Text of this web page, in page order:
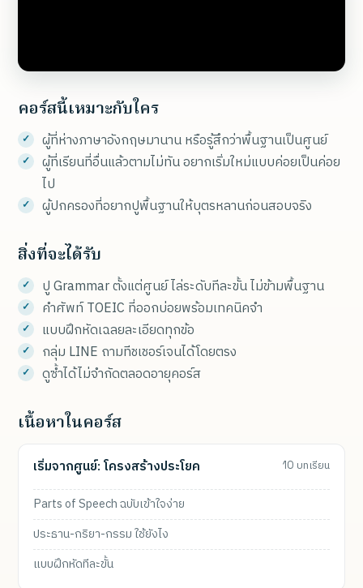
คอร์สนี้เหมาะกับใคร
ผู้ที่ห่างภาษาอังกฤษมานาน หรือรู้สึกว่าพื้นฐานเป็นศูนย์
ผู้ที่เรียนที่อื่นแล้วตามไม่ทัน อยากเริ่มใหม่แบบค่อยเป็นค่อย
ไป
ผู้ปกครองที่อยากปูพื้นฐานให้บุตรหลานก่อนสอบจริง
สิ่งที่จะได้รับ
ปู Grammar ตั้งแต่ศูนย์ ไล่ระดับทีละขั้น ไม่ข้ามพื้นฐาน
คำศัพท์ TOEIC ที่ออกบ่อยพร้อมเทคนิคจำ
แบบฝึกหัดเฉลยละเอียดทุกข้อ
กลุ่ม LINE ถามทีชเชอร์เจนได้โดยตรง
ดูซ้ำได้ไม่จำกัดตลอดอายุคอร์ส
เนื้อหาในคอร์ส
เริ่มจากศูนย์: โครงสร้างประโยค 10 บทเรียน
Parts of Speech ฉบับเข้าใจง่าย
ประธาน-กริยา-กรรม ใช้ยังไง
แบบฝึกหัดทีละขั้น